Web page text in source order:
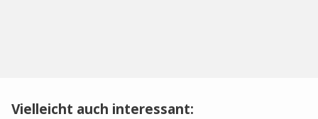
Vielleicht auch interessant: